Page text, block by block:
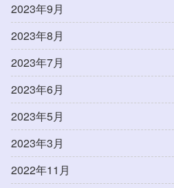
2023年9月
2023年8月
2023年7月
2023年6月
2023年5月
2023年3月
2022年11月